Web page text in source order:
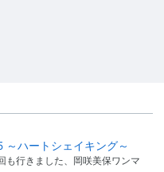
～ハートシェイキング～
も行きました、岡咲美保ワンマ